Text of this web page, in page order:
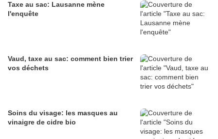
Taxe au sac: Lausanne mène
l'enquête
Vaud, taxe au sac: comment bien trier
vos déchets
Soins du visage: les masques au
vinaigre de cidre bio